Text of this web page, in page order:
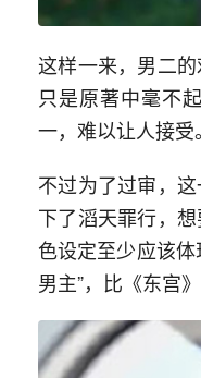
这样一来，男二
只是原著中毫不
一，难以让人接受。
不过为了过审，
下了滔天罪行，
色设定至少应该
男主”，比《东宫